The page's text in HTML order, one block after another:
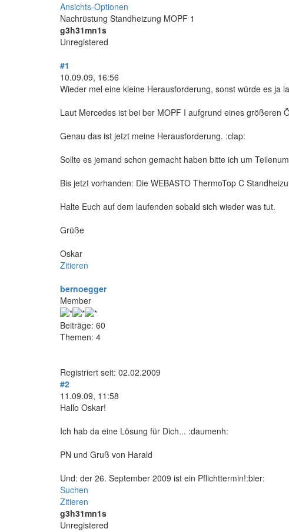
Ansichts-Optionen
Nachrüstung Standheizung MOPF 1
g3h31mn1s
Unregistered
#1
10.09.09, 16:56
Wieder mel eine kleine Herausforderung, sonst würde es ja
Laut Mercedes ist bei ber MOPF I aufgrund eines größeren
Genau das ist jetzt meine Herausforderung. :clap:
Sollte es jemand schon gemacht haben bitte ich um
Bis jetzt vorhanden: Die WEBASTO ThermoTop C
Halte Euch auf dem laufenden sobald sich wieder was tut.
Grüße
Oskar
Zitieren
bernoegger
Member
Beiträge: 60
Themen: 4
Registriert seit: 02.02.2009
#2
11.09.09, 11:58
Hallo Oskar!
Ich hab da eine Lösung für Dich... :daumenh:
PN und Gruß von Harald
Und: der 26. September 2009 ist ein Pflichttermin!:bier:
Suchen
Zitieren
g3h31mn1s
Unregistered